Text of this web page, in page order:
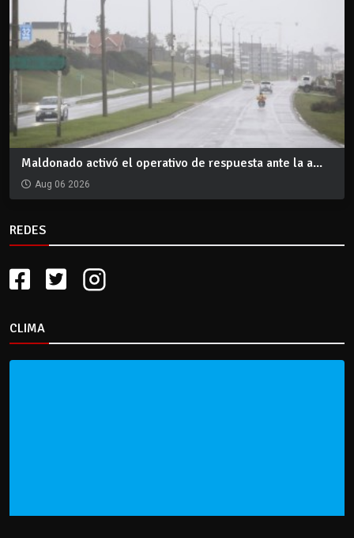
Maldonado activó el operativo de respuesta ante la a...
Aug 06 2026
REDES
CLIMA